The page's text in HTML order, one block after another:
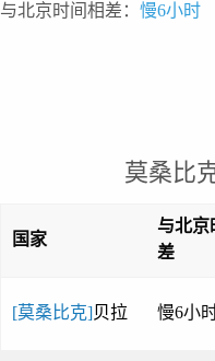
与北京时间相差： 慢6小时
莫桑比
国家
与北京
差
[莫桑比克]贝拉 慢6小